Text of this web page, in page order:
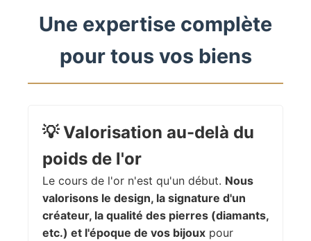
Une expertise complète
pour tous vos biens
💡Valorisation au-delà du
poids de l'or
Le cours de l'or n'est qu'un début. Nous
valorisons le design, la signature d'un
créateur, la qualité des pierres (diamants,
etc.) et l'époque de vos bijoux pour